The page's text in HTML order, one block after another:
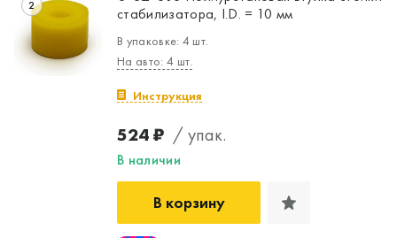
2
стабилизатора, I.D. = 10 мм
В упаковке: 4 шт.
На авто: 4 шт.
Инструкция
524 ₽ / упак.
В наличии
В корзину